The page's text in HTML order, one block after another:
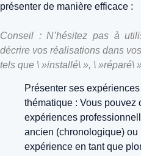
présenter de manière efficace :
Conseil : N’hésitez pas à
décrire vos réalisations dans
tels que \ »installé\ », \ »réparé\
Présenter ses
thématique : Vous pouvez
expériences
ancien (chronologique) ou
expérience en tant que